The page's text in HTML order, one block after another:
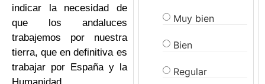
indicar la necesidad de
que los andaluces
trabajemos por nuestra
tierra, que en definitiva es
trabajar por España y la
Muy bien
Bien
Regular